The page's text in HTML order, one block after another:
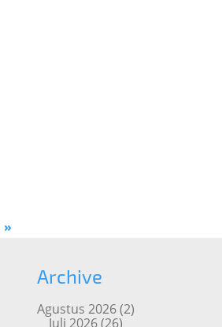
»
Archive
Agustus 2026(2)
Juli 2026(26)